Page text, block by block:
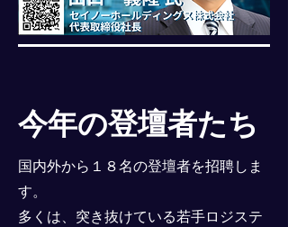
今年の登壇者たち
国内外から１８名の登壇者を招聘しま
す。
​多くは、突き抜けている若手ロジステ